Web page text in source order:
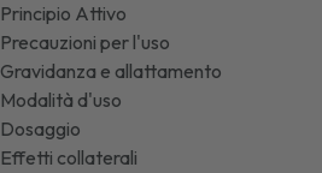
Principio Attivo
Precauzioni per l'uso
Gravidanza e allattamento
Modalità d'uso
Dosaggio
Effetti collaterali